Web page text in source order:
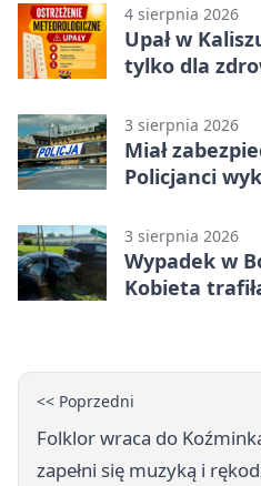
4 sierpnia 2026
Upał w
tylko dla
3 sierpnia 2026
Miał
Policjanci
3 sierpnia 2026
Wypadek w
Kobieta
<< Poprzedni
Folklor wraca do
zapełni się muzyką i